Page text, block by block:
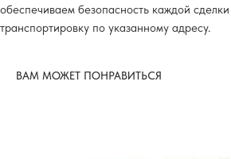
обеспечиваем безопасность каждой
транспортировку по указанному адресу.
ВАМ МОЖЕТ ПОНРАВИТЬСЯ